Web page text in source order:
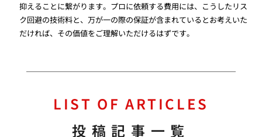
抑えることに繋がります。プロに依頼する費用には、こうしたリス
ク回避の技術料と、万が一の際の保証が含まれているとお考えいた
だければ、その価値をご理解いただけるはずです。
LIST OF ARTICLES
投稿記事一覧